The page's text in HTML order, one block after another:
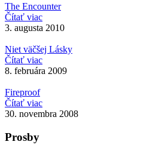
The Encounter
Čítať viac
3. augusta 2010
Niet väčšej Lásky
Čítať viac
8. februára 2009
Fireproof
Čítať viac
30. novembra 2008
Prosby